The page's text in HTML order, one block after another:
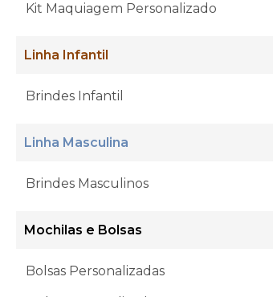
Kit Maquiagem Personalizado
Linha Infantil
Brindes Infantil
Linha Masculina
Brindes Masculinos
Mochilas e Bolsas
Bolsas Personalizadas